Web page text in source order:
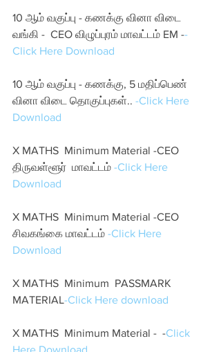
10 ஆம் வகுப்பு - கணக்கு வினா விடை
வங்கி -  CEO விழுப்புரம் மாவட்டம் EM --
Click Here Download
10 ஆம் வகுப்பு - கணக்கு, 5 மதிப்பெண்
வினா விடை தொகுப்புகள்.. -Click Here
Download
X MATHS  Minimum Material -CEO
திருவள்ளூர்  மாவட்டம் -Click Here
Download
X MATHS  Minimum Material -CEO
சிவகங்கை மாவட்டம் -Click Here
Download
X MATHS  Minimum  PASSMARK
MATERIAL-Click Here download
X MATHS  Minimum Material -  -Click
Here Download